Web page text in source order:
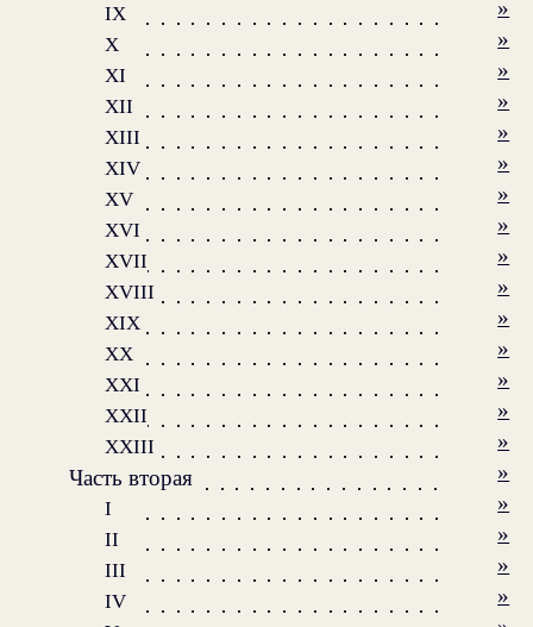
IX »
X »
XI »
XII »
XIII »
XIV »
XV »
XVI »
XVII »
XVIII »
XIX »
XX »
XXI »
XXII »
XXIII
»
Часть вторая
»
I »
II »
III »
IV »